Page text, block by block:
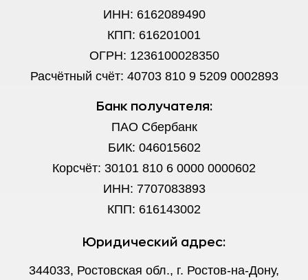
ИНН: 6162089490
КПП: 616201001
ОГРН: 1236100028350
Расчётный счёт: 40703 810 9 5209 0002893
Банк получателя:
ПАО Сбербанк
БИК: 046015602
Корсчёт: 30101 810 6 0000 0000602
ИНН: 7707083893
КПП: 616143002
Юридический адрес:
344033, Ростовская обл., г. Ростов-на-Дону,